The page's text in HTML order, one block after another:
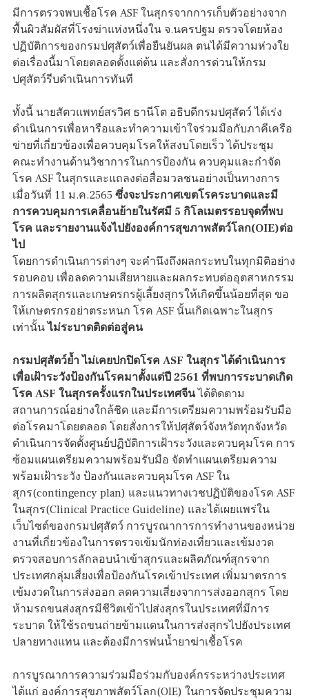
มีการตรวจพบเชื้อโรค ASF ในสุกรจากการเก็บตัวอย่างจาก
พื้นผิวสัมผัสที่โรงฆ่าแห่งหนึ่งใน จ.นครปฐม ตรวจโดยห้อง
ปฏิบัติการของกรมปศุสัตว์เพื่อยืนยันผล ตนได้มีความห่วงใย
ต่อเรื่องนี้มาโดยตลอดตั้งแต่ต้น และสั่งการด่วนให้กรม
ปศุสัตว์รีบดำเนินการทันที
ทั้งนี้ นายสัตวแพทย์สรวิศ ธานีโต อธิบดีกรมปศุสัตว์ ได้เร่ง
ดำเนินการเพื่อหารือและทำความเข้าใจร่วมมือกับภาคีเครือ
ข่ายที่เกี่ยวข้องเพื่อควบคุมโรคให้สงบโดยเร็ว ได้ประชุม
คณะทำงานด้านวิชาการในการป้องกัน ควบคุมและกำจัด
โรค ASF ในสุกรและแถลงต่อสื่อมวลชนอย่างเป็นทางการ
เมื่อวันที่ 11 ม.ค.2565 ซึ่งจะประกาศเขตโรคระบาดและมี
การควบคุมการเคลื่อนย้ายในรัศมี 5 กิโลเมตรรอบจุดที่พบ
โรค และรายงานแจ้งไปยังองค์การสุขภาพสัตว์โลก(OIE)ต่อ
ไป
โดยการดำเนินการต่างๆ จะคำนึงถึงผลกระทบในทุกมิติอย่าง
รอบคอบ เพื่อลดความเสียหายและผลกระทบต่ออุตสาหกรรม
การผลิตสุกรและเกษตรกรผู้เลี้ยงสุกรให้เกิดขึ้นน้อยที่สุด ขอ
ให้เกษตรกรอย่าตระหนก โรค ASF นั้นเกิดเฉพาะในสุกร
เท่านั้นไม่ระบาดติดต่อสู่คน
กรมปศุสัตว์ย้ำ ไม่เคยปกปิดโรค ASF ในสุกร ได้ดำเนินการ
เพื่อเฝ้าระวังป้องกันโรคมาตั้งแต่ปี 2561 ที่พบการระบาดเกิด
โรค ASF ในสุกรครั้งแรกในประเทศจีนได้ติดตาม
สถานการณ์อย่างใกล้ชิด และมีการเตรียมความพร้อมรับมือ
ต่อโรคมาโดยตลอด โดยสั่งการให้ปศุสัตว์จังหวัดทุกจังหวัด
ดำเนินการจัดตั้งศูนย์ปฏิบัติการเฝ้าระวังและควบคุมโรค การ
ซ้อมแผนเตรียมความพร้อมรับมือ จัดทำแผนเตรียมความ
พร้อมเฝ้าระวัง ป้องกันและควบคุมโรค ASF ใน
สุกร(contingency plan) และแนวทางเวชปฏิบัติของโรค ASF
ในสุกร(Clinical Practice Guideline) และได้เผยแพร่ใน
เว็บไซต์ของกรมปศุสัตว์ การบูรณาการการทำงานของหน่วย
งานที่เกี่ยวข้องในการตรวจเข้มนักท่องเที่ยวและเข้มงวด
ตรวจสอบการลักลอบนำเข้าสุกรและผลิตภัณฑ์สุกรจาก
ประเทศกลุ่มเสี่ยงเพื่อป้องกันโรคเข้าประเทศ เพิ่มมาตรการ
เข้มงวดในการส่งออก ลดความเสี่ยงจาการส่งออกสุกร โดย
ห้ามรถขนส่งสุกรมีชีวิตเข้าไปส่งสุกรในประเทศที่มีการ
ระบาด ให้ใช้รถขนถ่ายข้ามแดนในการส่งสุกรไปยังประเทศ
ปลายทางแทน และต้องมีการพ่นน้ำยาฆ่าเชื้อโรค
การบูรณาการความร่วมมือร่วมกับองค์กรระหว่างประเทศ
ได้แก่ องค์การสุขภาพสัตว์โลก(OIE) ในการจัดประชุมความ